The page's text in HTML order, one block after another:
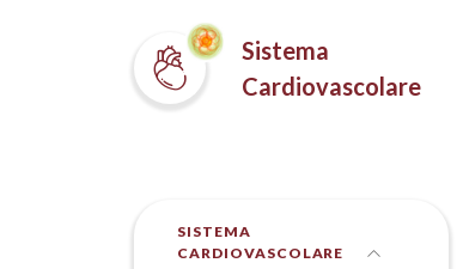
Sistema
Cardiovascolare
SISTEMA
CARDIOVASCOLARE